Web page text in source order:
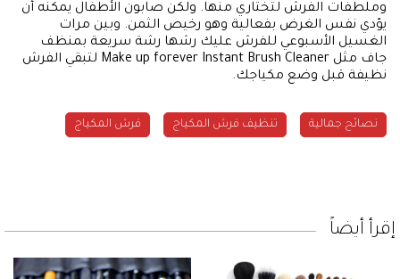
وملطفات الفرش لتختاري منها. ولكن صابون الأطفال يمكنه أن
يؤدي نفس الغرض بفعالية وهو رخيص الثمن. وبين مرات
الغسيل الأسبوعي للفرش عليك رشها رشة سريعة بمنظف
جاف مثل Make up forever Instant Brush Cleaner لتبقي الفرش
نظيفة قبل وضع مكياجك.
نصائح جمالية تنظيف فرش المكياج فرش المكياج
إقرأ أيضاً